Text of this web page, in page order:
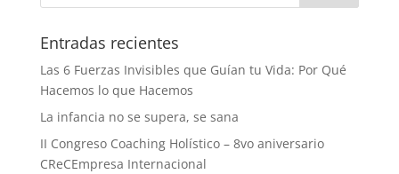
Entradas recientes
Las 6 Fuerzas Invisibles que Guían tu Vida: Por Qué
Hacemos lo que Hacemos
La infancia no se supera, se sana
II Congreso Coaching Holístico – 8vo aniversario
CReCEmpresa Internacional